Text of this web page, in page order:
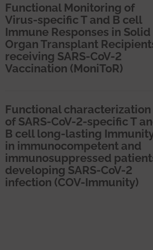
Functional Monitoring of
Virus-specific T and B cell
Immune Responses in Solid
Organ Transplant
receiving SARS-CoV-2
Vaccination (MoniToR)
Functional characterization
of SARS-CoV-2-specific T
B cell long-lasting
in immunocompetent and
immunosuppressed
developing SARS-CoV-2
infection (COV-Immunity)